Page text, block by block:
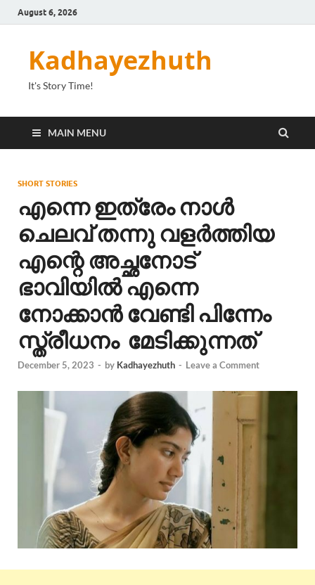
August 6, 2026
Kadhayezhuth
It's Story Time!
MAIN MENU
SHORT STORIES
എന്നെ ഇത്രേം നാൾ
ചെലവ് തന്നു വളർത്തിയ
എന്റെ അച്ഛനോട്
ഭാവിയിൽ എന്നെ
നോക്കാൻ വേണ്ടി പിന്നേം
സ്ത്രീധനം മേടിക്കുന്നത്
December 5, 2023 - by Kadhayezhuth - Leave a Comment